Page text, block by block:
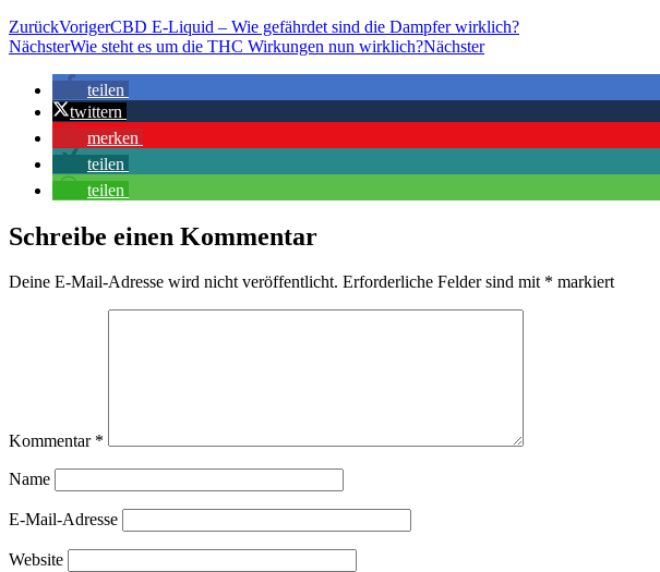
ZurückVorigerCBD E-Liquid – Wie gefährdet sind die Dampfer wirklich?
NächsterWie steht es um die THC Wirkungen nun wirklich?Nächster
teilen
twittern
merken
teilen
teilen
Schreibe einen Kommentar
Deine E-Mail-Adresse wird nicht veröffentlicht. Erforderliche Felder sind mit * markiert
Kommentar *
Name
E-Mail-Adresse
Website